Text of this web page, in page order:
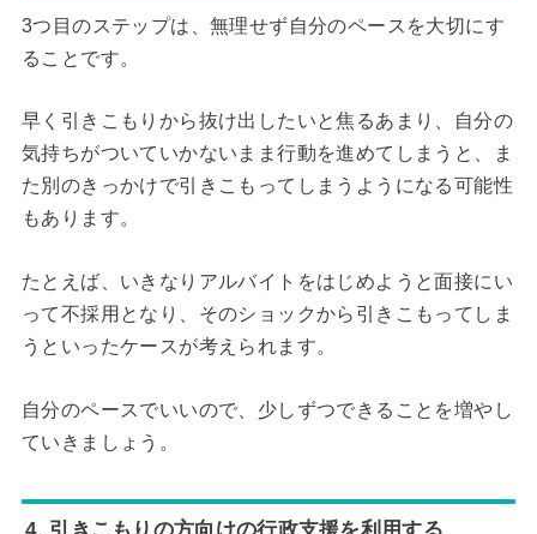
3つ目のステップは、無理せず自分のペースを大切にす
ることです。
早く引きこもりから抜け出したいと焦るあまり、自分の
気持ちがついていかないまま行動を進めてしまうと、ま
た別のきっかけで引きこもってしまうようになる可能性
もあります。
たとえば、いきなりアルバイトをはじめようと面接にい
って不採用となり、そのショックから引きこもってしま
うといったケースが考えられます。
自分のペースでいいので、少しずつできることを増やし
ていきましょう。
4. 引きこもりの方向けの行政支援を利用する